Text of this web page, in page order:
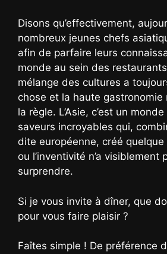
Disons qu’effectivement,
nombreux jeunes chefs
afin de parfaire leurs
monde au sein des
mélange des cultures a
chose et la haute gastronomie
la règle. L’Asie, c’est un
saveurs incroyables qui,
dite européenne, créé quelque
ou l’inventivité n’a visiblement
surprendre.
Si je vous invite à dîner, que
pour vous faire plaisir ?
Faîtes simple ! De préférence